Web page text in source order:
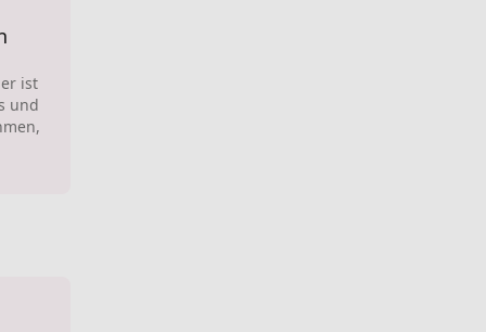
ist
und